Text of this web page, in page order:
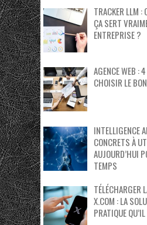
TRACKER LLM :
ÇA SERT
ENTREPRISE ?
AGENCE WEB :
CHOISIR LE
INTELLIGENCE
CONCRETS À
AUJOURD’HUI
TEMPS
TÉLÉCHARGER
X.COM : LA
PRATIQUE